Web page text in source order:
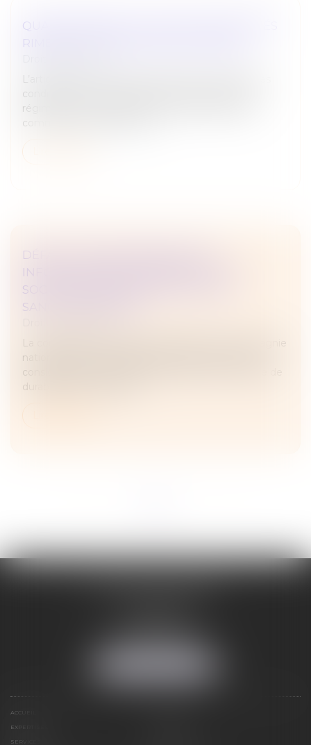
QUAND MARIAGE ET DROIT DES SOCIÉTÉS
RIMENT AVEC ASSOCIATION FORCÉE !
L’article 1832-2 du Code civil permet, sous certaines
conditions, au conjoint d’un époux marié sous le
régime de la communauté qui a utilisé des biens
communs pour réaliser un a...
DÉFAUT D'ÉTABLISSEMENT DES
INFORMATIONS DE DURABILITÉ : LES
SOCIÉTÉS ENCOURENT ELLES UNE
SANCTION PÉNALE ?
La commission des études juridiques de la Compagnie
nationale des commissaires aux comptes (CNCC)
considère que l'absence d'informations en matière de
durabilité dans le rapport...
ACCUEIL
EXPERTISES
SERVICES